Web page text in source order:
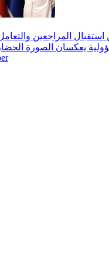
المراجعين
يعكسان الصورة